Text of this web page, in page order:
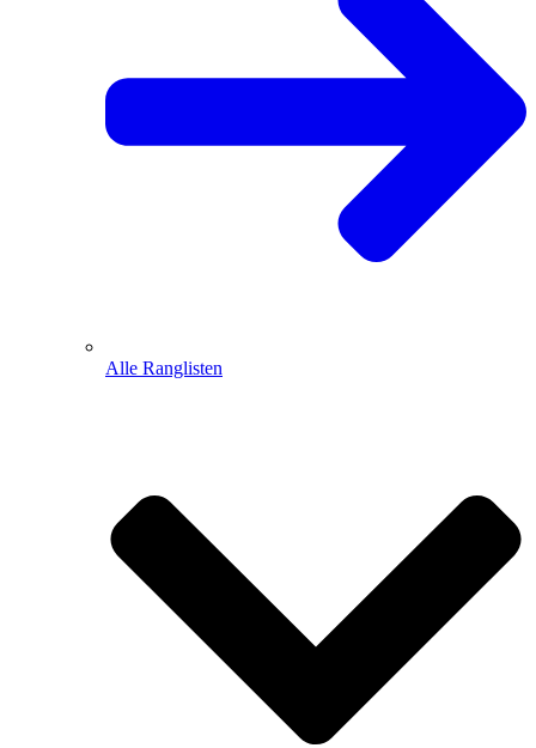
Alle Ranglisten